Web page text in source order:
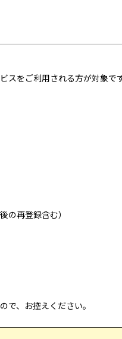
スをご利用される方が対象で
の再登録含む）
で、お控えください。